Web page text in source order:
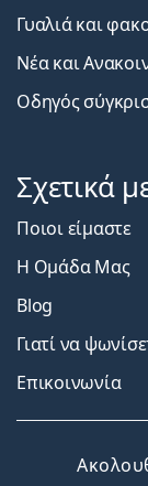
Γυαλιά και
Νέα και
Οδηγός
Σχετικά
Ποιοι είμαστε
Η Ομάδα Μας
Blog
Γιατί να
Επικοινωνία